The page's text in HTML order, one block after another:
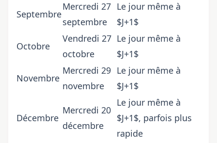
Septembre
Mercredi 27
septembre
Le jour même à
$J+1$
Octobre
Vendredi 27
octobre
Le jour même à
$J+1$
Novembre
Mercredi 29
novembre
Le jour même à
$J+1$
Décembre
Mercredi 20
décembre
Le jour même à
$J+1$, parfois plus
rapide